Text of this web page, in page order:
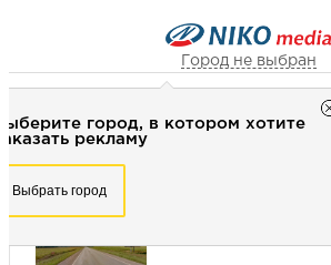
Город не выбран
город, в котором хотите
рекламу
Выбрать город
Город не выбран
Рекламное агентство
Наружная реклама
Билборд 3х6 (сторона А) - Статика